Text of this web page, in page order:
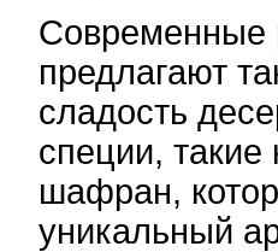
Современные
предлагают
сладость
специи, такие
шафран,
уникальный